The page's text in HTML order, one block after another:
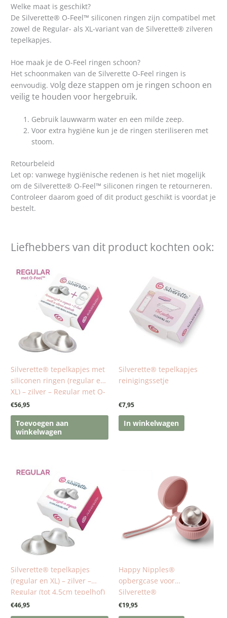
Welke maat is geschikt?
De Silverette® O-Feel™ siliconen ringen zijn compatibel met
zowel de Regular- als XL-variant van de Silverette® zilveren
tepelkapjes.
Hoe maak je de O-Feel ringen schoon?
Het schoonmaken van de Silverette O-Feel ringen is
eenvoudig. Volg deze stappen om je ringen schoon en
veilig te houden voor hergebruik.
Gebruik lauwwarm water en een milde zeep.
Voor extra hygiëne kun je de ringen steriliseren met
stoom.
Retourbeleid
Let op: vanwege hygiënische redenen is het niet mogelijk
om de Silverette® O-Feel™ siliconen ringen te retourneren.
Controleer daarom goed of dit product geschikt is voordat je
bestelt.
Liefhebbers van dit product kochten ook:
Silverette® tepelkapjes met
siliconen ringen (regular en
XL) – zilver – Regular met O-
Feel™ ringen (tot 4,5cm
tepelhof)
€56,95
Toevoegen aan
winkelwagen
Silverette® tepelkapjes
reinigingssetje
€7,95
In winkelwagen
Silverette® tepelkapjes
(regular en XL) – zilver –
Regular (tot 4,5cm tepelhof)
€46,95
Happy Nipples®
opbergcase voor
Silverette®
€19,95